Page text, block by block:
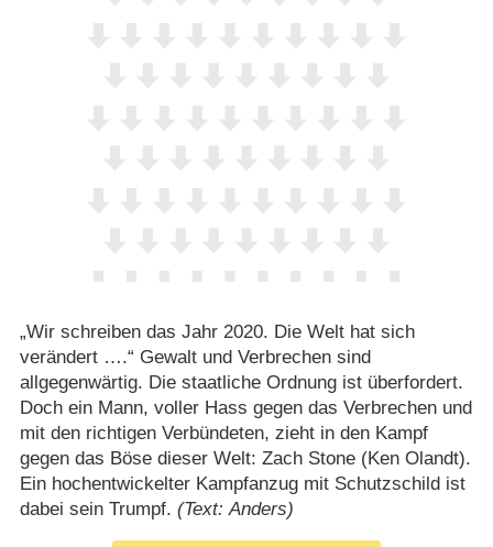
„Wir schreiben das Jahr 2020. Die Welt hat sich
verändert ….“ Gewalt und Verbrechen sind
allgegenwärtig. Die staatliche Ordnung ist überfordert.
Doch ein Mann, voller Hass gegen das Verbrechen und
mit den richtigen Verbündeten, zieht in den Kampf
gegen das Böse dieser Welt: Zach Stone (Ken Olandt).
Ein hochentwickelter Kampfanzug mit Schutzschild ist
dabei sein Trumpf. (Text: Anders)